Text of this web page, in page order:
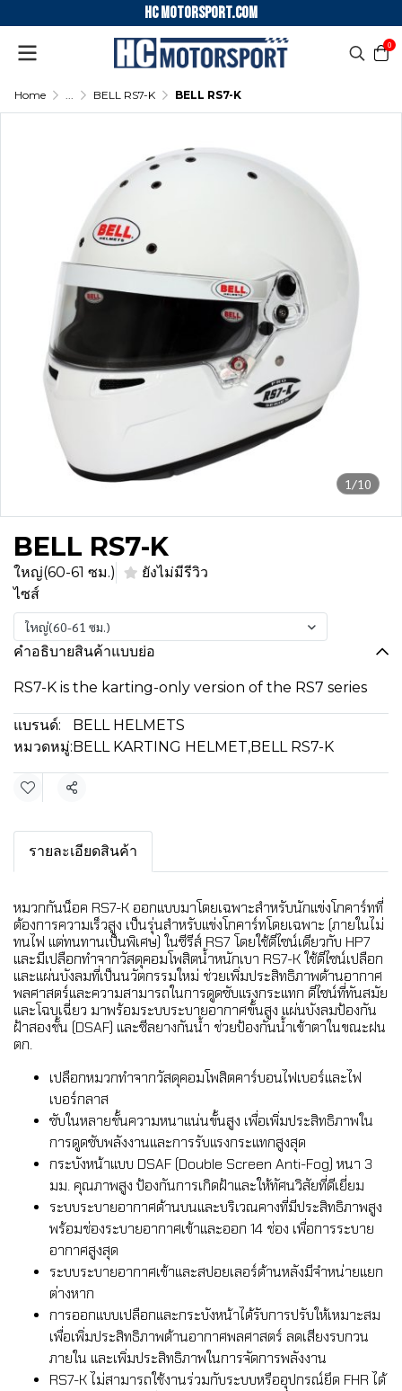
HC motorsport.COM
0
Home ... BELL RS7-K BELL RS7-K
1/10
BELL RS7-K
ใหญ่(60-61 ซม.)
ยังไม่มีรีวิว
ไซส์
ใหญ่(60-61 ซม.)
คำอธิบายสินค้าแบบย่อ
RS7-K is the karting-only version of the RS7 series
แบรนด์:
BELL HELMETS
หมวดหมู่:BELL KARTING HELMET,BELL RS7-K
แชร์
รายละเอียดสินค้า
หมวกกันน็อค RS7-K ออกแบบมาโดยเฉพาะสำหรับนักแข่งโกคาร์ทที่
ต้องการความเร็วสูง เป็นรุ่นสำหรับแข่งโกคาร์ทโดยเฉพาะ (ภายในไม่
ทนไฟ แต่ทนทานเป็นพิเศษ) ในซีรีส์ RS7 โดยใช้ดีไซน์เดียวกับ HP7
และมีเปลือกทำจากวัสดุคอมโพสิตน้ำหนักเบา RS7-K ใช้ดีไซน์เปลือก
และแผ่นบังลมที่เป็นนวัตกรรมใหม่ ช่วยเพิ่มประสิทธิภาพด้านอากาศ
พลศาสตร์และความสามารถในการดูดซับแรงกระแทก ดีไซน์ที่ทันสมัย
และโฉบเฉี่ยว มาพร้อมระบบระบายอากาศขั้นสูง แผ่นบังลมป้องกัน
ฝ้าสองชั้น (DSAF) และซีลยางกันน้ำ ช่วยป้องกันน้ำเข้าตาในขณะฝน
ตก.
เปลือกหมวกทำจากวัสดุคอมโพสิตคาร์บอนไฟเบอร์และไฟ
เบอร์กลาส
ซับในหลายชั้นความหนาแน่นขั้นสูง เพื่อเพิ่มประสิทธิภาพใน
การดูดซับพลังงานและการรับแรงกระแทกสูงสุด
กระบังหน้าแบบ DSAF (Double Screen Anti-Fog) หนา 3
มม. คุณภาพสูง ป้องกันการเกิดฝ้าและให้ทัศนวิสัยที่ดีเยี่ยม
ระบบระบายอากาศด้านบนและบริเวณคางที่มีประสิทธิภาพสูง
พร้อมช่องระบายอากาศเข้าและออก 14 ช่อง เพื่อการระบาย
อากาศสูงสุด
ระบบระบายอากาศเข้าและสปอยเลอร์ด้านหลังมีจำหน่ายแยก
ต่างหาก
การออกแบบเปลือกและกระบังหน้าได้รับการปรับให้เหมาะสม
เพื่อเพิ่มประสิทธิภาพด้านอากาศพลศาสตร์ ลดเสียงรบกวน
ภายใน และเพิ่มประสิทธิภาพในการจัดการพลังงาน
RS7-K ไม่สามารถใช้งานร่วมกับระบบหรืออุปกรณ์ยึด FHR ได้